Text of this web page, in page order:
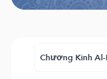
Chương Kinh Al-